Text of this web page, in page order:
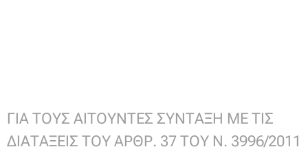
ΓΙΑ ΤΟΥΣ ΑΙΤΟΥΝΤΕΣ ΣΥΝΤΑΞΗ ΜΕ ΤΙΣ
ΔΙΑΤΑΞΕΙΣ ΤΟΥ ΑΡΘΡ. 37 ΤΟΥ Ν. 3996/2011